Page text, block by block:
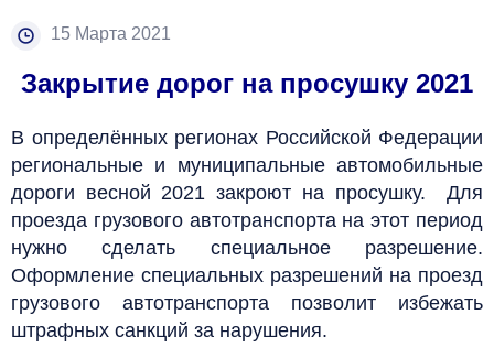
15 Марта 2021
Закрытие дорог на просушку 2021
В определённых регионах Российской Федерации
региональные и муниципальные автомобильные
дороги весной 2021 закроют на просушку. Для
проезда грузового автотранспорта на этот период
нужно сделать специальное разрешение.
Оформление специальных разрешений на проезд
грузового автотранспорта позволит избежать
штрафных санкций за нарушения.